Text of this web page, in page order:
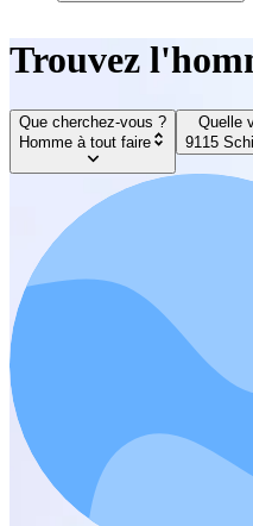
Trouvez
Que cherchez-vous ?
Homme à tout faire
Quelle
9115